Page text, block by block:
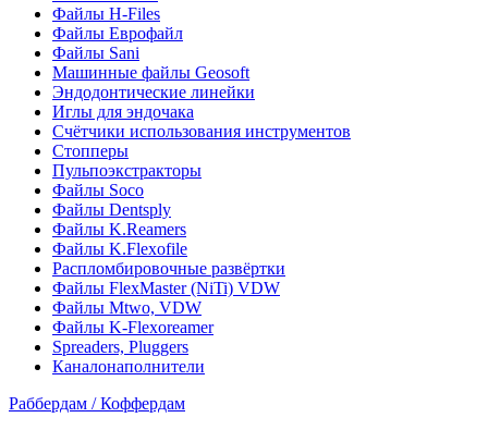
Файлы H-Files
Файлы Еврофайл
Файлы Sani
Машинные файлы Geosoft
Эндодонтические линейки
Иглы для эндочака
Счётчики использования инструментов
Стопперы
Пульпоэкстракторы
Файлы Soco
Файлы Dentsply
Файлы K.Reamers
Файлы K.Flexofile
Распломбировочные развёртки
Файлы FlexMaster (NiTi) VDW
Файлы Mtwo, VDW
Файлы K-Flexoreamer
Spreaders, Pluggers
Каналонаполнители
Раббердам / Коффердам